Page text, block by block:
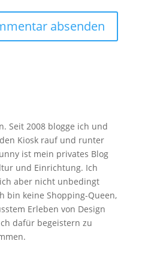
Seit 2008 blogge ich und
Kiosk rauf und runter
ist mein privates Blog
und Einrichtung. Ich
aber nicht unbedingt
bin keine Shopping-Queen,
Erleben von Design
dafür begeistern zu